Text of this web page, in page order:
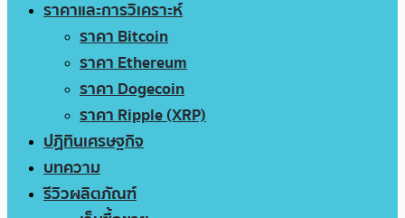
ราคาและการวิเคราะห์
ราคา Bitcoin
ราคา Ethereum
ราคา Dogecoin
ราคา Ripple (XRP)
ปฏิทินเศรษฐกิจ
บทความ
รีวิวผลิตภัณฑ์